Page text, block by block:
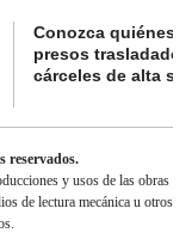
Conozca quiénes
presos
cárceles de alta
reservados.
y usos de las obras
de lectura mecánica u otros